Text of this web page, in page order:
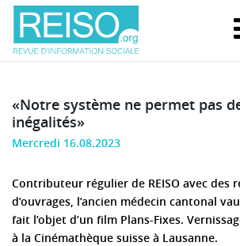
«Notre système ne permet pas
inégalités»
Mercredi 16.08.2023
Contributeur régulier de REISO avec des
d’ouvrages, l’ancien médecin cantonal
fait l’objet d’un film Plans-Fixes.
à la Cinémathèque suisse à Lausanne.